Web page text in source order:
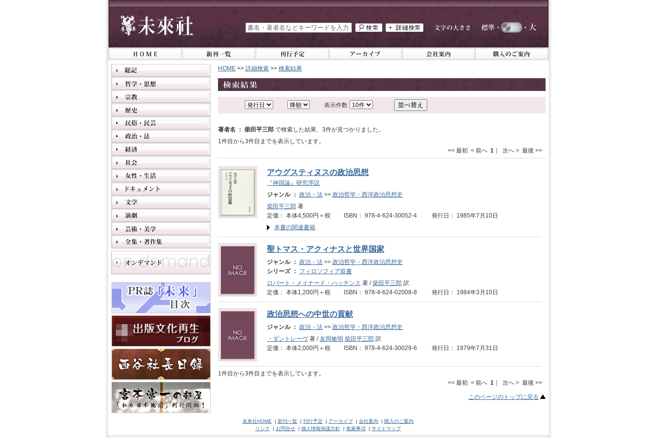
HOME >> 詳細検索 >> 検索結果
表示件数
著者名 ： 柴田平三郎 で検索した結果、3件が見つかりました。
1件目から3件目までを表示しています。
<< 最初 < 前へ 1 ｜ 次へ > 最後 >>
アウグスティヌスの政治思想
『神国論』研究序説
ジャンル ： 政治・法 >> 政治哲学・西洋政治思想史
柴田平三郎 著
定価： 本体4,500円＋税 ISBN： 978-4-624-30052-4 発行日： 1985年7月10日
本書の関連書籍
聖トマス・アクィナスと世界国家
ジャンル ： 政治・法 >> 政治哲学・西洋政治思想史
シリーズ ： フィロソフィア双書
ロバート・メイナード・ハッチンス 著 /柴田平三郎 訳
定価： 本体1,200円＋税 ISBN： 978-4-624-02008-8 発行日： 1984年3月10日
政治思想への中世の貢献
ジャンル ： 政治・法 >> 政治哲学・西洋政治思想史
・ダントレーヴ著 /友岡敏明 柴田平三郎 訳
定価： 本体2,000円＋税 ISBN： 978-4-624-30029-6 発行日： 1979年7月31日
1件目から3件目までを表示しています。
<< 最初 < 前へ 1 ｜ 次へ > 最後 >>
このページのトップに戻る
未來社HOME | 新刊一覧 | 刊行予定 | アーカイブ | 会社案内 | 購入のご案内
リンク
| お問合せ | 個人情報保護方針 | 免責事項 | サイトマップ